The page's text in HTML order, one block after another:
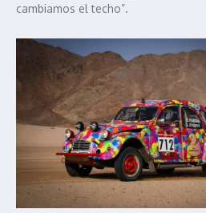
cambiamos el techo”.